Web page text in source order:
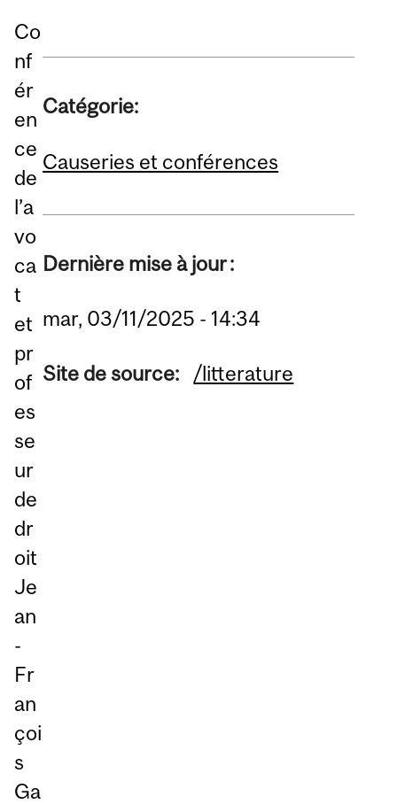
Co
nf
ér
en
ce
de
l’a
vo
ca
t
et
pr
of
es
se
ur
de
dr
oit
Je
an
-
Fr
an
çoi
s
Ga
Catégorie:
Causeries et conférences
Dernière mise à jour :
mar, 03/11/2025 - 14:34
Site de source: /litterature